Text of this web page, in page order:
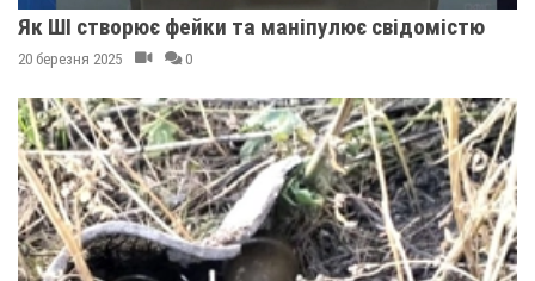
Як ШІ створює фейки та маніпулює свідомістю
20 березня 2025 0